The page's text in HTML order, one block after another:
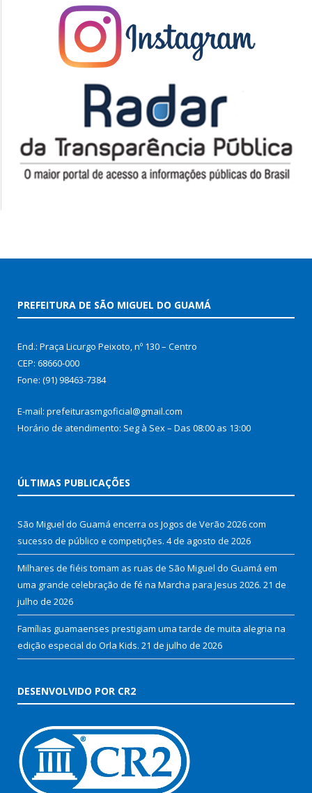
PREFEITURA DE SÃO MIGUEL DO GUAMÁ
End.: Praça Licurgo Peixoto, nº 130 – Centro
CEP: 68660-000
Fone: (91) 98463-7384
E-mail: prefeiturasmgoficial@gmail.com
Horário de atendimento: Seg à Sex – Das 08:00 as 13:00
ÚLTIMAS PUBLICAÇÕES
São Miguel do Guamá encerra os Jogos de Verão 2026 com
sucesso de público e competições. 4 de agosto de 2026
Milhares de fiéis tomam as ruas de São Miguel do Guamá em
uma grande celebração de fé na Marcha para Jesus 2026. 21 de
julho de 2026
Famílias guamaenses prestigiam uma tarde de muita alegria na
edição especial do Orla Kids. 21 de julho de 2026
DESENVOLVIDO POR CR2